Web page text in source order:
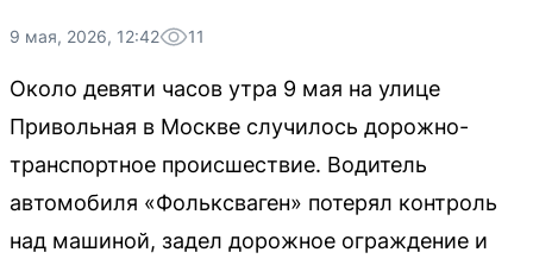
9 мая, 2026, 12:42 11
Около девяти часов утра 9 мая на улице
Привольная в Москве случилось дорожно-
транспортное происшествие. Водитель
автомобиля «Фольксваген» потерял контроль
над машиной, задел дорожное ограждение и